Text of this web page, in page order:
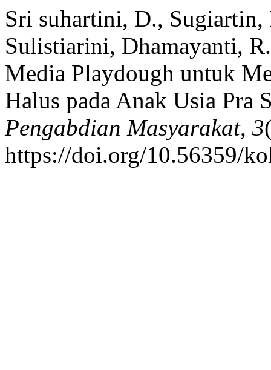
Sri suhartini, D.,
Sulistiarini, Dhamayanti,
Media Playdough untuk
Halus pada Anak Usia Pra
Pengabdian Masyarakat, 3
https://doi.org/10.56359/